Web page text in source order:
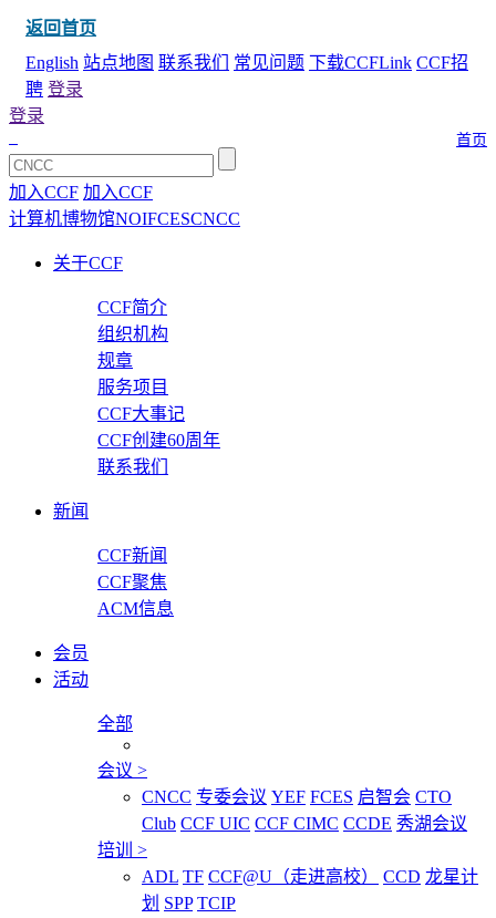
返回首页
English 站点地图 联系我们 常见问题 下载CCFLink CCF招
聘 登录
首页
登录
加入CCF 加入CCF
计算机博物馆NOIFCESCNCC
关于CCF
CCF简介
组织机构
规章
服务项目
CCF大事记
CCF创建60周年
联系我们
新闻
CCF新闻
CCF聚焦
ACM信息
会员
活动
全部
会议 >
CNCC 专委会议 YEF FCES 启智会 CTO
Club CCF UIC CCF CIMC CCDE 秀湖会议
培训 >
ADL TF CCF@U（走进高校） CCD 龙星计
划 SPP TCIP